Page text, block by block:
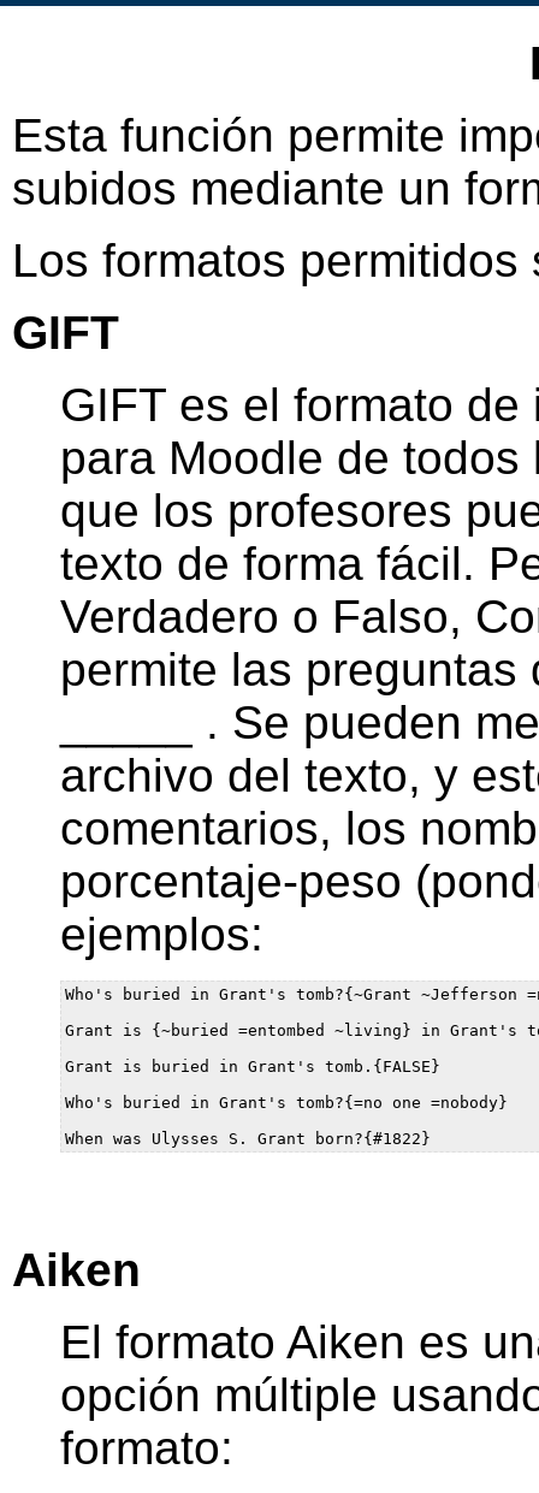
Esta función permite
subidos mediante un
Los formatos permitidos
GIFT
GIFT es el formato
para Moodle de
que los profesores
texto de forma fácil.
Verdadero o Falso,
permite las
_____ . Se pueden
archivo del texto, y
comentarios, los
porcentaje-peso
ejemplos:
Who's buried in Grant's tomb?{~Grant ~Jefferson
Grant is {~buried =entombed ~living} in Grant's
Grant is buried in Grant's tomb.{FALSE}
Who's buried in Grant's tomb?{=no one =nobody}
Aiken
El formato Aiken es
opción múltiple
formato: